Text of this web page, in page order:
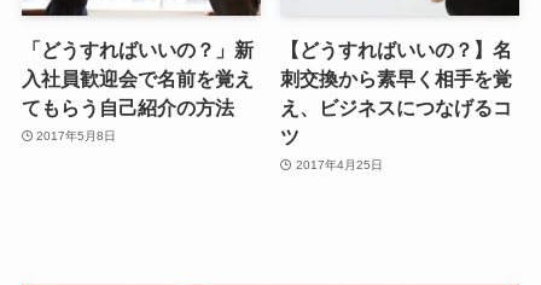
「どうすればいいの？」新
入社員歓迎会で名前を覚え
てもらう自己紹介の方法
2017年5月8日
【どうすればいいの？】名
刺交換から素早く相手を覚
え、ビジネスにつなげるコ
ツ
2017年4月25日